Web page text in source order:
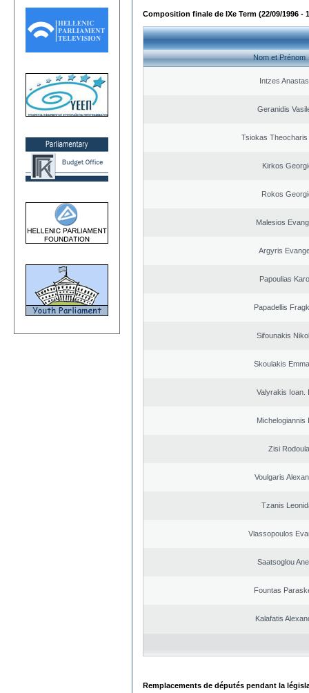
Composition finale de IXe Term (22/09/1996 -
Nom et Prénom
Intzes
Geranidis
Tsiokas
Kirkos
Rokos
Malesios
Argyris
Papoulias
Papadellis
Sifounakis
Skoulakis
Valyrakis Ioan.
Michelogiannis
Zisi Rodoula
Voulgaris
Tzanis
Vlassopoulos
Saatsoglou
Fountas
Kalafatis
Remplacements de députés pendant la